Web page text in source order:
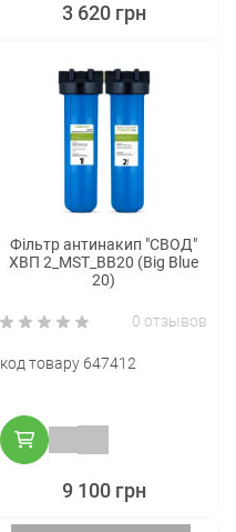
3 620 грн
Фільтр антинакип "СВОД"
ХВП 2_MST_BB20 (Big Blue
20)
0 отзывов
код товару 647412
9 100 грн